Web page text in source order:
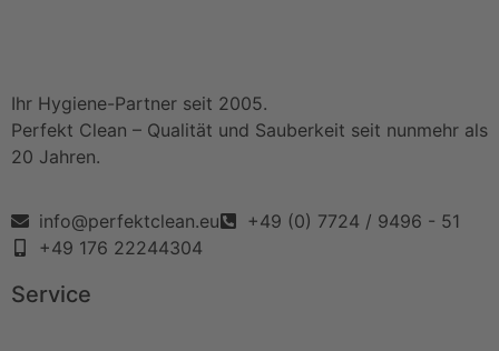
Ihr Hygiene-Partner seit 2005.
Perfekt Clean – Qualität und Sauberkeit seit nunmehr als
20 Jahren.
info@perfektclean.eu
+49 (0) 7724 / 9496 - 51
+49 176 22244304
Service